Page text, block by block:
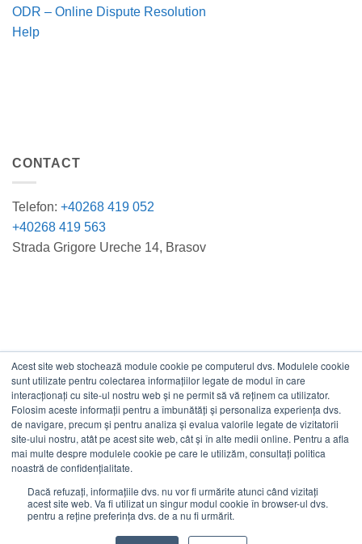
Acest site web stochează module cookie pe computerul dvs. Modulele cookie
sunt utilizate pentru colectarea informațiilor legate de modul în care
interacționați cu site-ul nostru web și ne permit să vă reținem ca utilizator.
Folosim aceste informații pentru a îmbunătăți și personaliza experiența dvs.
de navigare, precum și pentru analiza și evalua valorile legate de vizitatorii
site-ului nostru, atât pe acest site web, cât și în alte medii online. Pentru a afla
mai multe despre modulele cookie pe care le utilizăm, consultați politica
noastră de confidențialitate.
Dacă refuzați, informațiile dvs. nu vor fi urmărite atunci când vizitați
acest site web. Va fi utilizat un singur modul cookie în browser-ul dvs.
pentru a reține preferința dvs. de a nu fi urmărit.
ODR – Online Dispute Resolution
Help
CONTACT
Telefon: +40268 419 052
+40268 419 563
Strada Grigore Ureche 14, Brasov
DATE COMERCIALE
ESTICO S.R.L.
CIF: RO1094402.
Reg.Com: J08/469/1991.
Visa MasterCard
Cash Stripe